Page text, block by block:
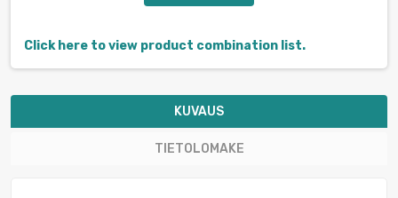
Click here to view product combination list.
KUVAUS
TIETOLOMAKE